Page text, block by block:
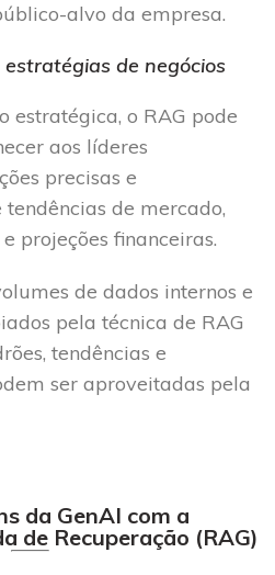
alvo da empresa.
de negócios
estratégica, o RAG pode
aos líderes
precisas e
de mercado,
projeções financeiras.
de dados internos e
pela técnica de RAG
tendências e
ser aproveitadas pela
da GenAI com a
de Recuperação (RAG)